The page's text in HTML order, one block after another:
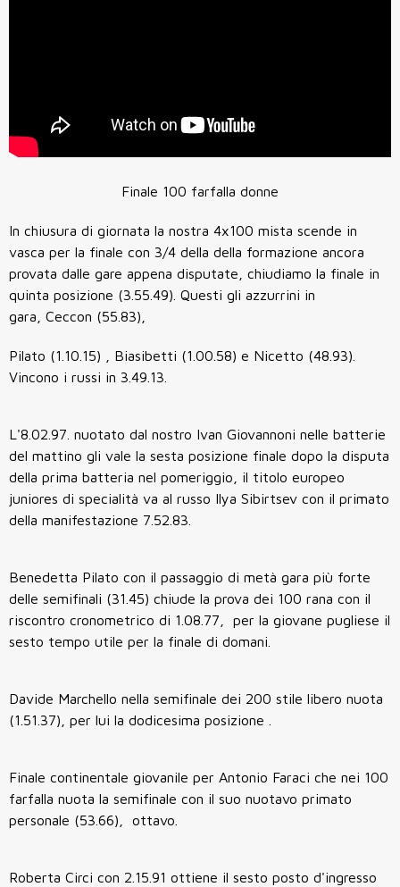
Finale 100 farfalla donne
In chiusura di giornata la nostra 4x100 mista scende in
vasca per la finale con 3/4 della della formazione ancora
provata dalle gare appena disputate, chiudiamo la finale in
quinta posizione (3.55.49). Questi gli azzurrini in
gara, Ceccon (55.83),
Pilato (1.10.15) , Biasibetti (1.00.58) e Nicetto (48.93).
Vincono i russi in 3.49.13.
L'8.02.97. nuotato dal nostro Ivan Giovannoni nelle batterie
del mattino gli vale la sesta posizione finale dopo la disputa
della prima batteria nel pomeriggio, il titolo europeo
juniores di specialità va al russo Ilya Sibirtsev con il primato
della manifestazione 7.52.83.
Benedetta Pilato con il passaggio di metà gara più forte
delle semifinali (31.45) chiude la prova dei 100 rana con il
riscontro cronometrico di 1.08.77, per la giovane pugliese il
sesto tempo utile per la finale di domani.
Davide Marchello nella semifinale dei 200 stile libero nuota
(1.51.37), per lui la dodicesima posizione .
Finale continentale giovanile per Antonio Faraci che nei 100
farfalla nuota la semifinale con il suo nuotavo primato
personale (53.66), ottavo.
Roberta Circi con 2.15.91 ottiene il sesto posto d'ingresso